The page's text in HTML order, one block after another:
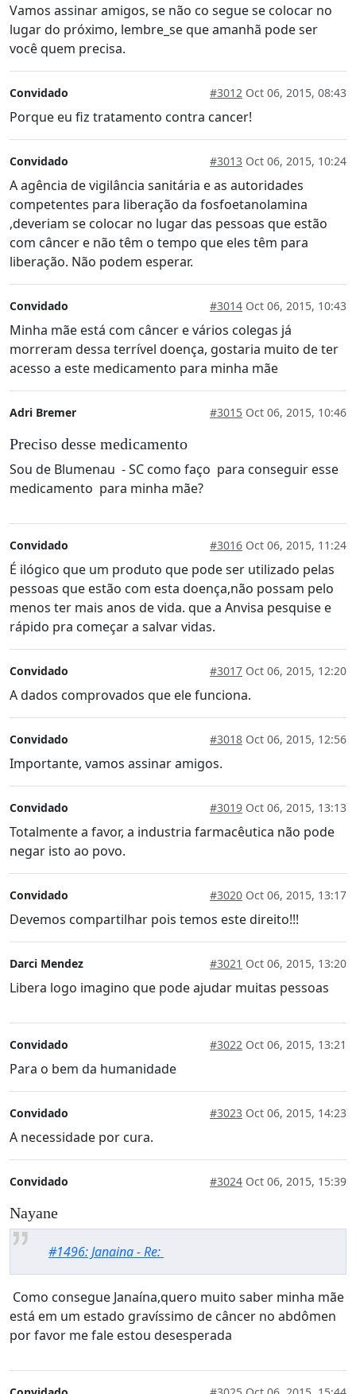
Vamos assinar amigos, se não co segue se colocar no
lugar do próximo, lembre_se que amanhã pode ser
você quem precisa.
Convidado #3012 Oct 06, 2015, 08:43
Porque eu fiz tratamento contra cancer!
Convidado #3013 Oct 06, 2015, 10:24
A agência de vigilância sanitária e as autoridades
competentes para liberação da fosfoetanolamina
,deveriam se colocar no lugar das pessoas que estão
com câncer e não têm o tempo que eles têm para
liberação. Não podem esperar.
Convidado #3014 Oct 06, 2015, 10:43
Minha mãe está com câncer e vários colegas já
morreram dessa terrível doença, gostaria muito de ter
acesso a este medicamento para minha mãe
Adri Bremer #3015 Oct 06, 2015, 10:46
Preciso desse medicamento
Sou de Blumenau - SC como faço para conseguir esse
medicamento para minha mãe?
Convidado #3016 Oct 06, 2015, 11:24
É ilógico que um produto que pode ser utilizado pelas
pessoas que estão com esta doença,não possam pelo
menos ter mais anos de vida. que a Anvisa pesquise e
rápido pra começar a salvar vidas.
Convidado #3017 Oct 06, 2015, 12:20
A dados comprovados que ele funciona.
Convidado #3018 Oct 06, 2015, 12:56
Importante, vamos assinar amigos.
Convidado #3019 Oct 06, 2015, 13:13
Totalmente a favor, a industria farmacêutica não pode
negar isto ao povo.
Convidado #3020 Oct 06, 2015, 13:17
Devemos compartilhar pois temos este direito!!!
Darci Mendez #3021 Oct 06, 2015, 13:20
Libera logo imagino que pode ajudar muitas pessoas
Convidado #3022 Oct 06, 2015, 13:21
Para o bem da humanidade
Convidado #3023 Oct 06, 2015, 14:23
A necessidade por cura.
Convidado #3024 Oct 06, 2015, 15:39
Nayane
#1496: Janaina - Re:
Como consegue Janaína,quero muito saber minha mãe
está em um estado gravíssimo de câncer no abdômen
por favor me fale estou desesperada